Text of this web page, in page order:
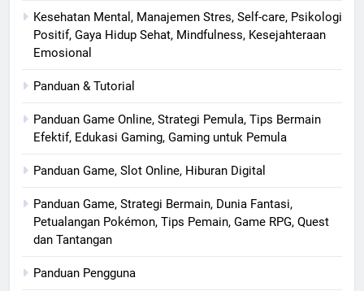
Kesehatan Mental, Manajemen Stres, Self-care, Psikologi
Positif, Gaya Hidup Sehat, Mindfulness, Kesejahteraan
Emosional
Panduan & Tutorial
Panduan Game Online, Strategi Pemula, Tips Bermain
Efektif, Edukasi Gaming, Gaming untuk Pemula
Panduan Game, Slot Online, Hiburan Digital
Panduan Game, Strategi Bermain, Dunia Fantasi,
Petualangan Pokémon, Tips Pemain, Game RPG, Quest
dan Tantangan
Panduan Pengguna